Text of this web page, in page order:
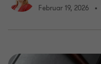
Februar 19, 2026